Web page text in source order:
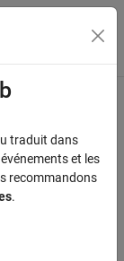
du menu
traduit dans
et les
recommandons
.